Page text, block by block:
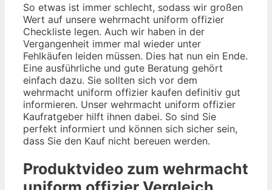
So etwas ist immer schlecht, sodass wir großen
Wert auf unsere wehrmacht uniform offizier
Checkliste legen. Auch wir haben in der
Vergangenheit immer mal wieder unter
Fehlkäufen leiden müssen. Dies hat nun ein Ende.
Eine ausführliche und gute Beratung gehört
einfach dazu. Sie sollten sich vor dem
wehrmacht uniform offizier kaufen definitiv gut
informieren. Unser wehrmacht uniform offizier
Kaufratgeber hilft ihnen dabei. So sind Sie
perfekt informiert und können sich sicher sein,
dass Sie den Kauf nicht bereuen werden.
Produktvideo zum wehrmacht